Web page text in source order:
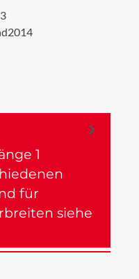
1
für
siehe